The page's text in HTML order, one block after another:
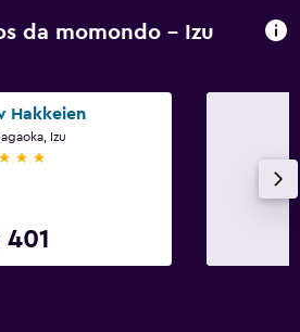
da momondo - Izu
Hakkeien
Izu
3 estrelas
401